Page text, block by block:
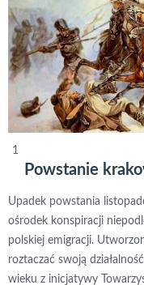
Powstanie
Upadek powstania
ośrodek konspiracji
polskiej emigracji.
roztaczać swoją
wieku z inicjatywy